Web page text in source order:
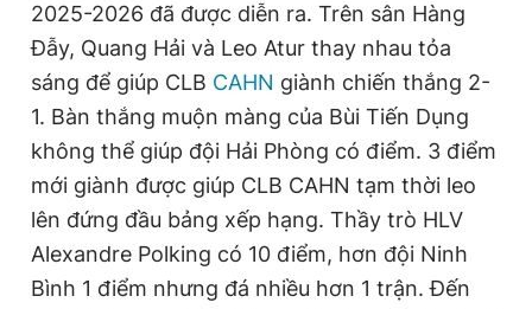
Đọc Thanh Niên trên điện thoại
Theo dõi báo trên
2025-2026 đã được diễn ra. Trên sân Hàng
Đẫy, Quang Hải và Leo Atur thay nhau tỏa
sáng để giúp CLB CAHN giành chiến thắng 2-
1. Bàn thắng muộn màng của Bùi Tiến Dụng
không thể giúp đội Hải Phòng có điểm. 3 điểm
mới giành được giúp CLB CAHN tạm thời leo
lên đứng đầu bảng xếp hạng. Thầy trò HLV
Alexandre Polking có 10 điểm, hơn đội Ninh
Bình 1 điểm nhưng đá nhiều hơn 1 trận. Đến